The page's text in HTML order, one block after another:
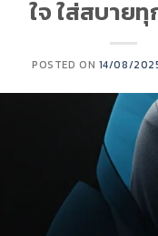
ใจ ใส่สบาย
POSTED ON 14/08/